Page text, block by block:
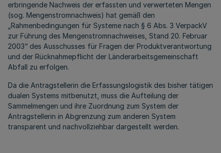
erbringende Nachweis der erfassten und verwerteten Mengen
(sog. Mengenstromnachweis) hat gemäß den
„Rahmenbedingungen für Systeme nach § 6 Abs. 3 VerpackV
zur Führung des Mengenstromnachweises, Stand 20. Februar
2003“ des Ausschusses für Fragen der Produktverantwortung
und der Rücknahmepflicht der Länderarbeitsgemeinschaft
Abfall zu erfolgen.
Da die Antragstellerin die Erfassungslogistik des bisher tätigen
dualen Systems mitbenutzt, muss die Aufteilung der
Sammelmengen und ihre Zuordnung zum System der
Antragstellerin in Abgrenzung zum anderen System
transparent und nachvollziehbar dargestellt werden.